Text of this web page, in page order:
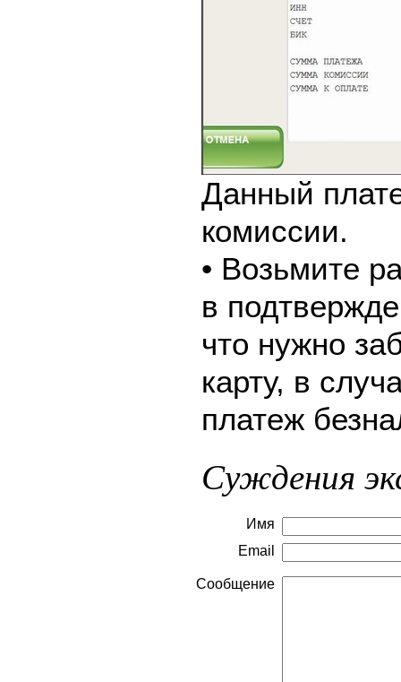
Данный
комиссии.
• Возьмите
в
что нужно
карту, в
платеж
Суждения
Имя
Email
Сообщение